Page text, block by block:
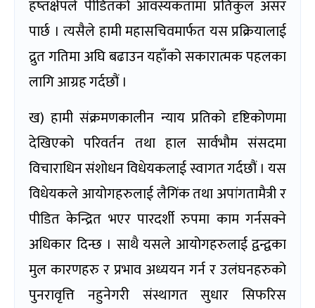
हष्तक्षेपले पीडितको आवस्यकतामा प्रतिकुल असर
पार्छ । त्यसैले हामी महासचिवमार्फत यस प्रक्रियालाई
द्रुत गतिमा अघि बढाउन यहाँको सकारात्मक पहलका
लागि आग्रह गर्दछौं ।
ख) हामी संक्रमणकालीन न्याय प्रतिको दृष्टिकोणमा
देखिएको परिवर्तन तथा हाल सार्वभौम संसदमा
विचाराधिन संशोधन विधेयकलाई स्वागत गर्दछौं । यस
विधेयकले आयोगहरुलाई लैगिंक तथा अपांगतामैत्री र
पीडित केन्द्रित भएर पारदर्शी रुपमा काम गर्नसक्ने
अधिकार दिन्छ । साथै यसले आयोगहरुलाई द्वन्द्वका
मुल कारणहरु र प्रभाव अध्ययन गर्न र उलंघनहरुको
पुनरावृत्ति नहुनेगरी संस्थागत सुधार सिफरिस